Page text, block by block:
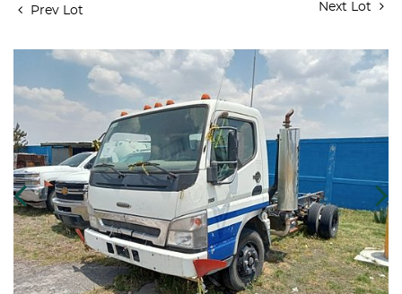
Prev Lot Next Lot